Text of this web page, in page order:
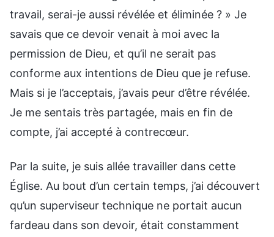
travail, serai-je aussi révélée et éliminée ? » Je
savais que ce devoir venait à moi avec la
permission de Dieu, et qu’il ne serait pas
conforme aux intentions de Dieu que je refuse.
Mais si je l’acceptais, j’avais peur d’être révélée.
Je me sentais très partagée, mais en fin de
compte, j’ai accepté à contrecœur.
Par la suite, je suis allée travailler dans cette
Église. Au bout d’un certain temps, j’ai découvert
qu’un superviseur technique ne portait aucun
fardeau dans son devoir, était constamment